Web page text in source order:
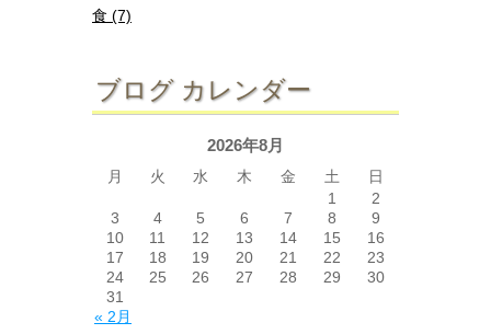
食 (7)
ブログ カレンダー
2026年8月
月
火 水 木 金 土 日
« 2月
1
2
3
4 5 6 7 8
9
10
11 12 13 14 15
16
17
18 19 20 21 22
23
24
25 26 27 28 29
30
31